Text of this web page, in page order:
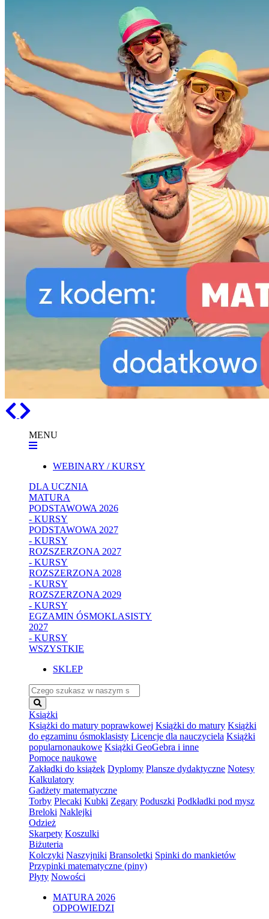
Previous
MENU
WEBINARY / KURSY
DLA UCZNIA
MATURA
PODSTAWOWA 2026
- KURSY
PODSTAWOWA 2027
- KURSY
ROZSZERZONA 2027
- KURSY
ROZSZERZONA 2028
- KURSY
ROZSZERZONA 2029
- KURSY
EGZAMIN ÓSMOKLASISTY
2027
- KURSY
WSZYSTKIE
SKLEP
Name
Książki
Książki do matury poprawkowej Książki do matury Książki
do egzaminu ósmoklasisty Licencje dla nauczyciela Książki
popularnonaukowe Książki GeoGebra i inne
Pomoce naukowe
Zakładki do książek Dyplomy Plansze dydaktyczne Notesy
Kalkulatory
Gadżety matematyczne
Torby Plecaki Kubki Zegary Poduszki Podkładki pod mysz
Breloki Naklejki
Odzież
Skarpety Koszulki
Biżuteria
Kolczyki Naszyjniki Bransoletki Spinki do mankietów
Przypinki matematyczne (piny)
Płyty Nowości
MATURA 2026
ODPOWIEDZI